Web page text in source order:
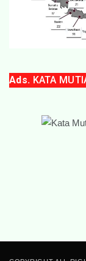
Ads. KATA